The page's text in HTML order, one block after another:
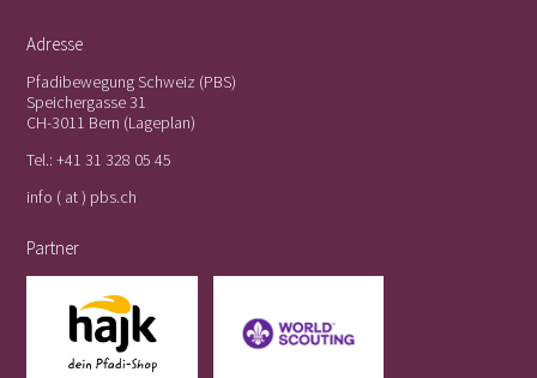
Adresse
Pfadibewegung Schweiz (PBS)
Speichergasse 31
CH-3011 Bern (Lageplan)
Tel.:+41 31 328 05 45
info ( at ) pbs.ch
Partner